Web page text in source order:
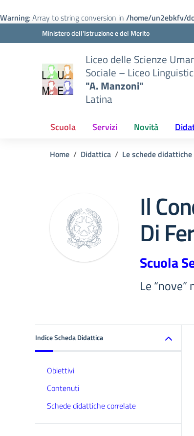
Warning: Array to string conversion in /home/un2ebkfv/
Vai ai contenuti
Vai al menu di navigazioneMinistero dell'Istruzione e del Merito
Liceo delle Scienze
Sociale – Liceo
"A. Manzoni"
Latina
Scuola Servizi Novità
Home Didattica Le schede didattiche
Il
Di
Scuola
Le “nove”
Indice Scheda Didattica
Obiettivi
Contenuti
Schede didattiche correlate